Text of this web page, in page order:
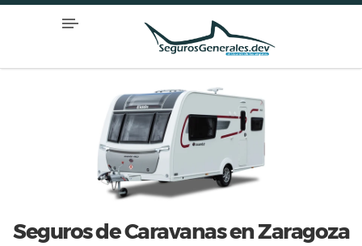
Seguros de Caravanas en Zaragoza